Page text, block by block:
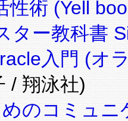
性術 (Yell
ター教科書
入門 (オ
/ 翔泳社)
のコミュ